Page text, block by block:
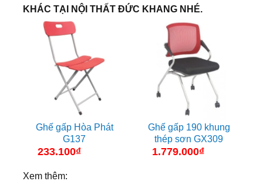
KHÁC TẠI NỘI THẤT ĐỨC KHANG NHÉ.
Ghế gấp Hòa Phát
G137
233.100₫
Ghế gấp 190 khung
thép sơn GX309
1.779.000₫
Xem thêm: